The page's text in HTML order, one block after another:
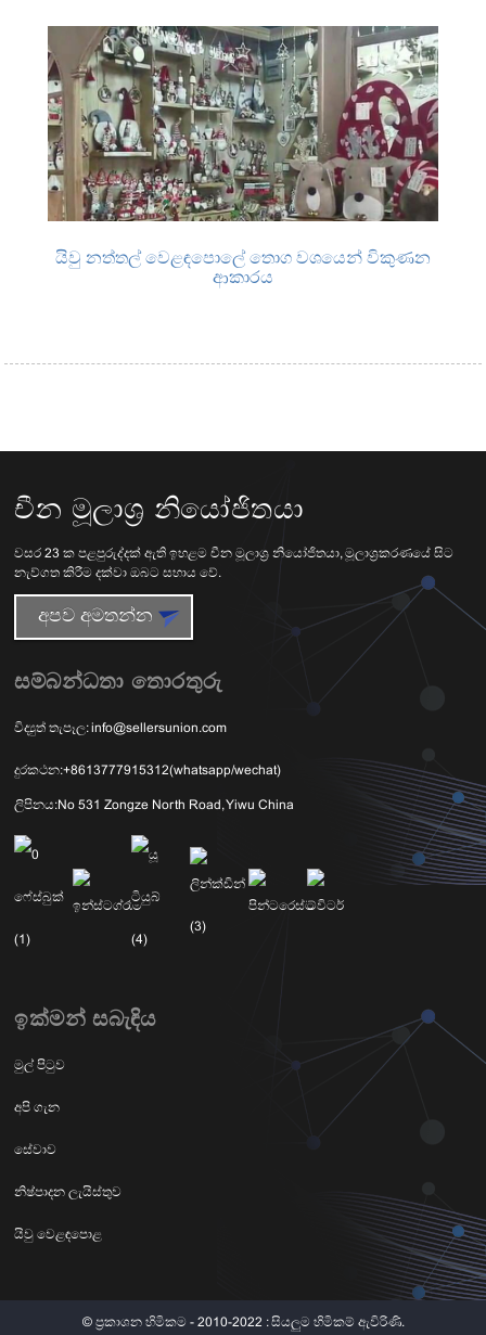
යිවු නත්තල් වෙළඳපොලේ තොග වශයෙන් විකුණන
ආකාරය
චීන මූලාශ්‍ර නියෝජිතයා
වසර 23 ක පළපුරුද්දක් ඇති ඉහළම චීන මූලාශ්‍ර නියෝජිතයා, මූලාශ්‍රකරණයේ සිට
නැව්ගත කිරීම දක්වා ඔබට සහාය වේ.
අපව අමතන්න
සම්බන්ධතා තොරතුරු
විද්‍යුත් තැපෑල: info@sellersunion.com
දුරකථන:+8613777915312(whatsapp/wechat)
ලිපිනය:No 531 Zongze North Road, Yiwu China
ඉක්මන් සබැඳිය
මුල් පිටුව
අපි ගැන
සේවාව
නිෂ්පාදන ලැයිස්තුව
යිවු වෙළඳපොළ
© ප්‍රකාශන හිමිකම - 2010-2022 : සියලුම හිමිකම් ඇවිරිණි.